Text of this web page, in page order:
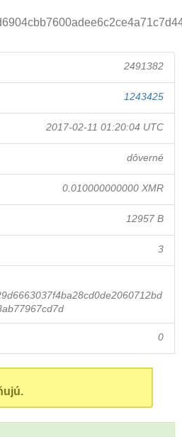
2491382
1243425
2017-02-11 01:20:04 UTC
dôverné
0.010000000000 XMR
12957 B
3
0